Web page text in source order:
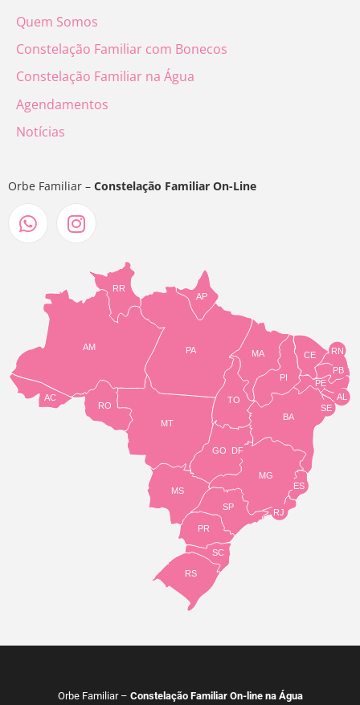
Quem Somos
Constelação Familiar com Bonecos
Constelação Familiar na Água
Agendamentos
Notícias
Orbe Familiar – Constelação Familiar On-Line
TO
BA
SE
PE
AL
RN
CE
PI
MA
AP
PA
RR
AM
AC
RO
MT
MS
GO
PR
SC
RS
SP
MG
RJ
ES
DF
PB
Orbe Familiar – Constelação Familiar On-line na Água